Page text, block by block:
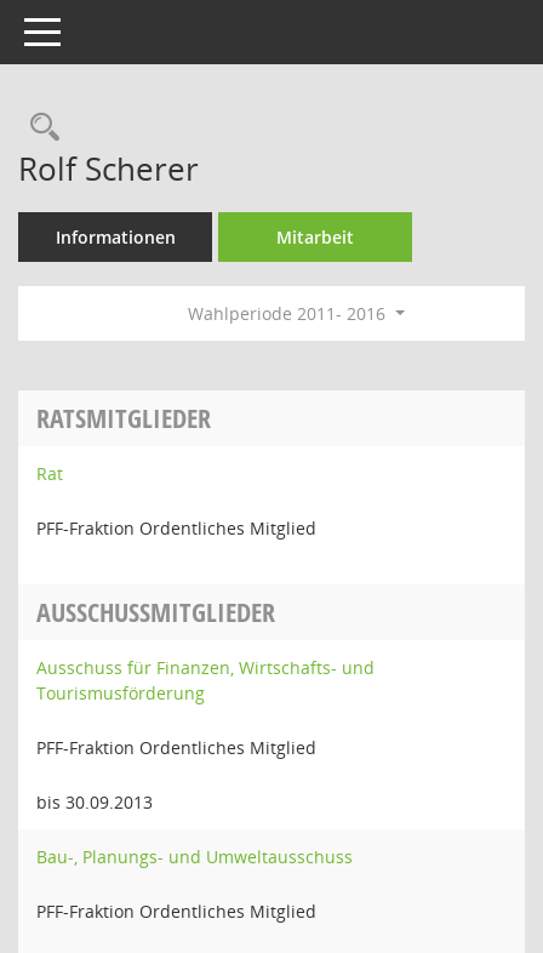
Toggle navigation
Rechercheauswahl
Rolf Scherer
Informationen Mitarbeit
Wahlperiode 2011- 2016
RATSMITGLIEDER
Rat
PFF-Fraktion Ordentliches Mitglied
AUSSCHUSSMITGLIEDER
Ausschuss für Finanzen, Wirtschafts- und
Tourismusförderung
PFF-Fraktion Ordentliches Mitglied
bis 30.09.2013
Bau-, Planungs- und Umweltausschuss
PFF-Fraktion Ordentliches Mitglied